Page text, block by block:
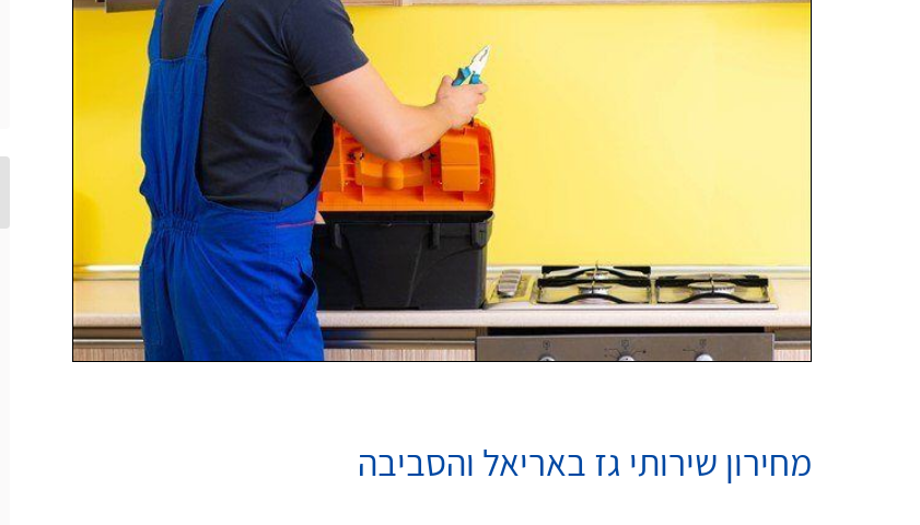
מחירון שירותי גז באריאל והסביבה